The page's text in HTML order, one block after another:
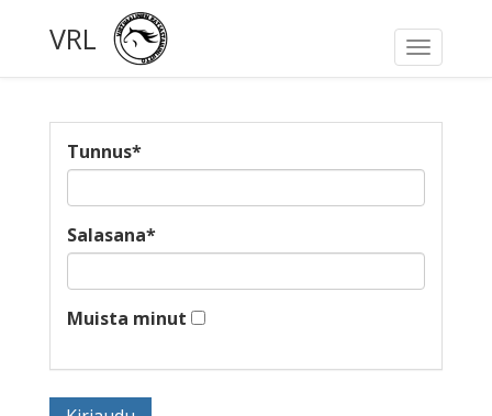
Toggle
VRL
Tunnus*
Salasana*
Muista minut